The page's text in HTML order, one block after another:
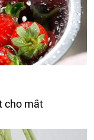
cho mắt